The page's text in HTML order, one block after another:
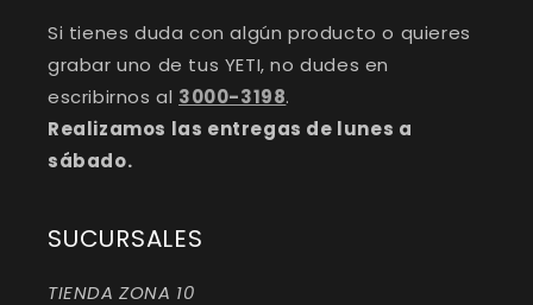
Si tienes duda con algún producto o quieres
grabar uno de tus YETI, no dudes en
escribirnos al 3000-3198.
Realizamos las entregas de lunes a
sábado.
SUCURSALES
TIENDA ZONA 10